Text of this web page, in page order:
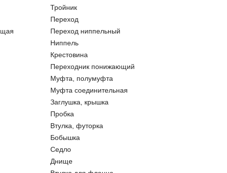
Тройник
Переход
Переход ниппельный
Ниппель
Крестовина
Переходник понижающий
Муфта, полумуфта
Муфта соединительная
Заглушка, крышка
Пробка
Втулка, футорка
Бобышка
Седло
Днище